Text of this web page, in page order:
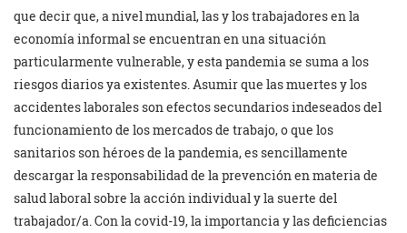
que decir que, a nivel mundial, las y los trabajadores en la
economía informal se encuentran en una situación
particularmente vulnerable, y esta pandemia se suma a los
riesgos diarios ya existentes. Asumir que las muertes y los
accidentes laborales son efectos secundarios indeseados del
funcionamiento de los mercados de trabajo, o que los
sanitarios son héroes de la pandemia, es sencillamente
descargar la responsabilidad de la prevención en materia de
salud laboral sobre la acción individual y la suerte del
trabajador/a. Con la covid-19, la importancia y las deficiencias